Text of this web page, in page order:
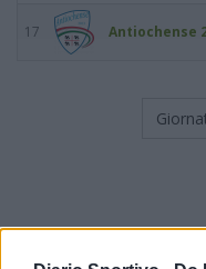
17 Antiochense